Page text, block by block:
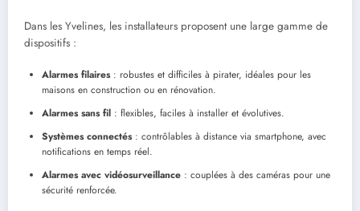
Dans les Yvelines, les installateurs proposent une large gamme de
dispositifs :
Alarmes filaires: robustes et difficiles à pirater, idéales pour les
maisons en construction ou en rénovation.
Alarmes sans fil : flexibles, faciles à installer et évolutives.
Systèmes connectés: contrôlables à distance via smartphone, avec
notifications en temps réel.
Alarmes avec vidéosurveillance : couplées à des caméras pour une
sécurité renforcée.